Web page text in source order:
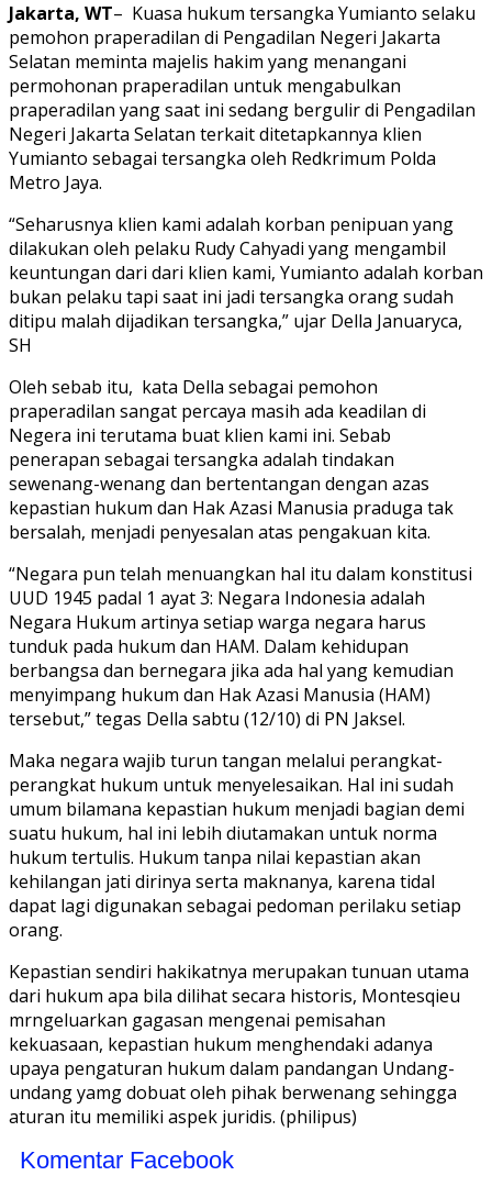
Jakarta, WT– Kuasa hukum tersangka Yumianto selaku
pemohon praperadilan di Pengadilan Negeri Jakarta
Selatan meminta majelis hakim yang menangani
permohonan praperadilan untuk mengabulkan
praperadilan yang saat ini sedang bergulir di Pengadilan
Negeri Jakarta Selatan terkait ditetapkannya klien
Yumianto sebagai tersangka oleh Redkrimum Polda
Metro Jaya.
“Seharusnya klien kami adalah korban penipuan yang
dilakukan oleh pelaku Rudy Cahyadi yang mengambil
keuntungan dari dari klien kami, Yumianto adalah korban
bukan pelaku tapi saat ini jadi tersangka orang sudah
ditipu malah dijadikan tersangka,” ujar Della Januaryca,
SH
Oleh sebab itu, kata Della sebagai pemohon
praperadilan sangat percaya masih ada keadilan di
Negera ini terutama buat klien kami ini. Sebab
penerapan sebagai tersangka adalah tindakan
sewenang-wenang dan bertentangan dengan azas
kepastian hukum dan Hak Azasi Manusia praduga tak
bersalah, menjadi penyesalan atas pengakuan kita.
“Negara pun telah menuangkan hal itu dalam konstitusi
UUD 1945 padal 1 ayat 3: Negara Indonesia adalah
Negara Hukum artinya setiap warga negara harus
tunduk pada hukum dan HAM. Dalam kehidupan
berbangsa dan bernegara jika ada hal yang kemudian
menyimpang hukum dan Hak Azasi Manusia (HAM)
tersebut,” tegas Della sabtu (12/10) di PN Jaksel.
Maka negara wajib turun tangan melalui perangkat-
perangkat hukum untuk menyelesaikan. Hal ini sudah
umum bilamana kepastian hukum menjadi bagian demi
suatu hukum, hal ini lebih diutamakan untuk norma
hukum tertulis. Hukum tanpa nilai kepastian akan
kehilangan jati dirinya serta maknanya, karena tidal
dapat lagi digunakan sebagai pedoman perilaku setiap
orang.
Kepastian sendiri hakikatnya merupakan tunuan utama
dari hukum apa bila dilihat secara historis, Montesqieu
mrngeluarkan gagasan mengenai pemisahan
kekuasaan, kepastian hukum menghendaki adanya
upaya pengaturan hukum dalam pandangan Undang-
undang yamg dobuat oleh pihak berwenang sehingga
aturan itu memiliki aspek juridis. (philipus)
Komentar Facebook